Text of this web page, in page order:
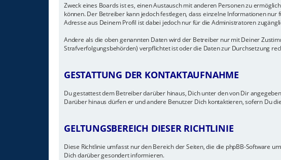
Zweck eines Boards ist es, einen Austausch mit anderen Personen zu
können. Der Betreiber kann jedoch festlegen, dass einzelne Informationen
Adresse aus Deinem Profil ist dabei jedoch nur für die Administratoren
Andere als die oben genannten Daten wird der Betreiber nur mit Deiner
Strafverfolgungsbehörden) verpflichtet ist oder die Daten zur Durchsetzung
GESTATTUNG DER KONTAKTAUFNAHME
Du gestattest dem Betreiber darüber hinaus, Dich unter den von Dir
Darüber hinaus dürfen er und andere Benutzer Dich kontaktieren, sofern Du
GELTUNGSBEREICH DIESER RICHTLINIE
Diese Richtlinie umfasst nur den Bereich der Seiten, die die phpBB-Software
Dich darüber gesondert informieren.